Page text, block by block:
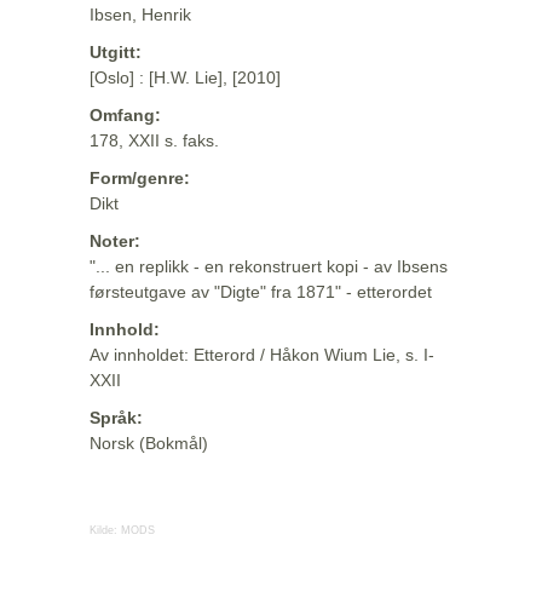
Ibsen, Henrik
Utgitt:
[Oslo] : [H.W. Lie], [2010]
Omfang:
178, XXII s. faks.
Form/genre:
Dikt
Noter:
"... en replikk - en rekonstruert kopi - av Ibsens
førsteutgave av "Digte" fra 1871" - etterordet
Innhold:
Av innholdet: Etterord / Håkon Wium Lie, s. I-
XXII
Språk:
Norsk (Bokmål)
Kilde: MODS